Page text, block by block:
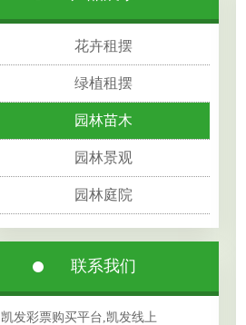
花卉租摆
绿植租摆
园林苗木
园林景观
园林庭院
联系我们
凯发彩票购买平台,凯发线上